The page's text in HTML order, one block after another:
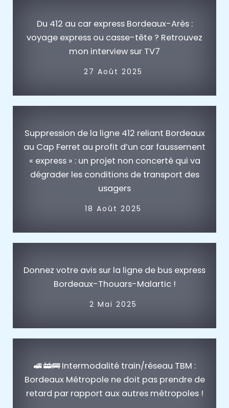
Du 412 au car express Bordeaux-Arès :
voyage express ou casse-tête ? Retrouvez
mon interview sur TV7
27 Août 2025
Suppression de la ligne 412 reliant Bordeaux
au Cap Ferret au profit d’un car faussement
« express » : un projet non concerté qui va
dégrader les conditions de transport des
usagers
18 Août 2025
Donnez votre avis sur la ligne de bus express
Bordeaux-Thouars-Malartic !
2 Mai 2025
🚅 🚋🚌 Intermodalité train/réseau TBM :
Bordeaux Métropole ne doit pas prendre de
retard par rapport aux autres métropoles !